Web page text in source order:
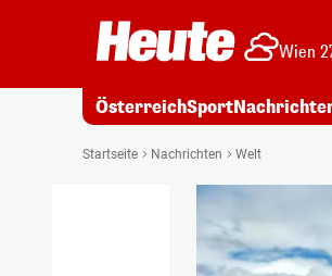
Wien
ÖsterreichSport
Startseite Nachrichten Welt